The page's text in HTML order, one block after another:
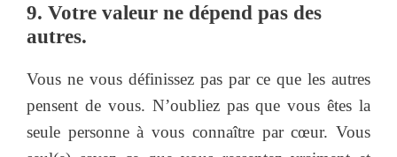
9. Votre valeur ne dépend pas des
autres.
Vous ne vous définissez pas par ce que les autres
pensent de vous. N’oubliez pas que vous êtes la
seule personne à vous connaître par cœur. Vous